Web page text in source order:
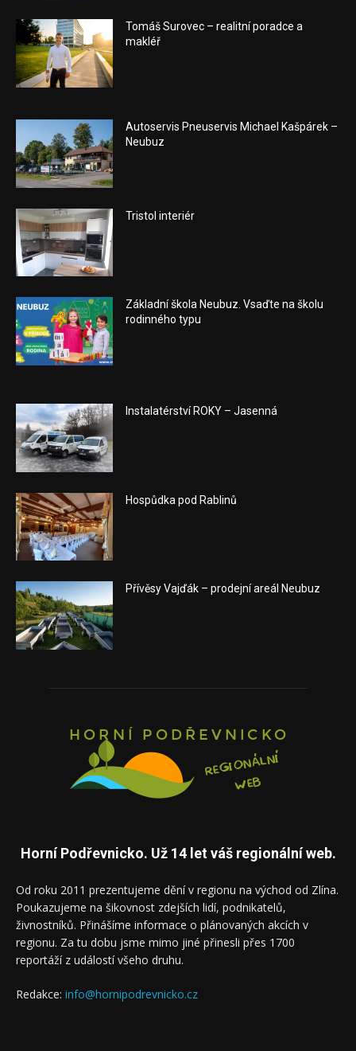
Tomáš Surovec – realitní poradce a
makléř
Autoservis Pneuservis Michael Kašpárek –
Neubuz
Tristol interiér
Základní škola Neubuz. Vsaďte na školu
rodinného typu
Instalatérství ROKY – Jasenná
Hospůdka pod Rablinů
Přívěsy Vajďák – prodejní areál Neubuz
Horní Podřevnicko. Už 14 let váš regionální web.
Od roku 2011 prezentujeme dění v regionu na východ od Zlína.
Poukazujeme na šikovnost zdejších lidí, podnikatelů,
živnostníků. Přinášíme informace o plánovaných akcích v
regionu. Za tu dobu jsme mimo jiné přinesli přes 1700
reportáží z událostí všeho druhu.
Redakce: info@hornipodrevnicko.cz